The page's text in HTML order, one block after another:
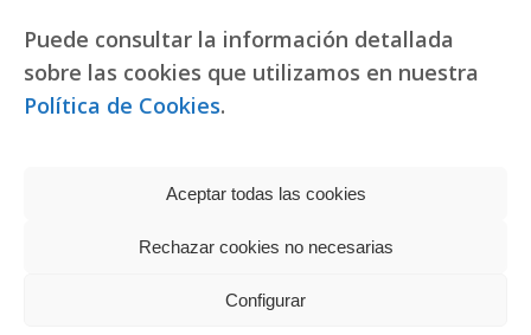
Puede consultar la información detallada
sobre las cookies que utilizamos en nuestra
Política de Cookies.
Aceptar todas las cookies
Rechazar cookies no necesarias
Configurar
Copyright © 2022 RR. Pureza de María